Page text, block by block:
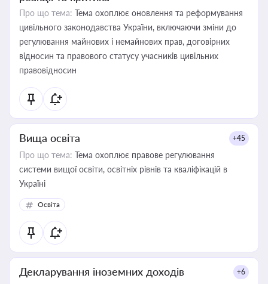
Про що тема: Тема охоплює оновлення та реформування
цивільного законодавства України, включаючи зміни до
регулювання майнових і немайнових прав, договірних
відносин та правового статусу учасників цивільних
правовідносин
Вища освіта +45
Про що тема: Тема охоплює правове регулювання
системи вищої освіти, освітніх рівнів та кваліфікацій в
Україні
Освіта
Декларування іноземних доходів +6